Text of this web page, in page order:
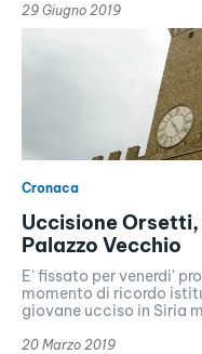
29 Giugno 2019
Cronaca
Uccisione
Palazzo Vecchio
E' fissato per venerdi'
momento di ricordo
giovane ucciso in Siria
20 Marzo 2019